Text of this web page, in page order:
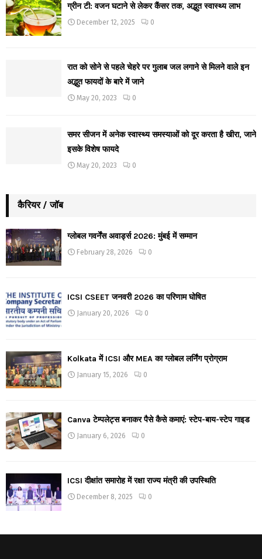
ग्रीन टी: वजन घटाने से लेकर कैंसर तक, अद्भुत स्वास्थ्य लाभ
December 12, 2025 0
रात को सोने से पहले चेहरे पर गुलाब जल लगाने से मिलने वाले इन
अद्भुत फायदों के बारे में जाने
May 20, 2023 0
समर सीजन में अनेक स्वास्थ्य समस्याओं को दूर करता है खीरा, जाने
इसके विशेष फायदे
May 20, 2023 0
कैरियर / जॉब
ग्लोबल गवर्नेंस अवार्ड्स 2026: मुंबई में सम्मान
February 28, 2026 0
ICSI CSEET जनवरी 2026 का परिणाम घोषित
January 20, 2026 0
Kolkata में ICSI और MEA का ग्लोबल लर्निंग प्रोग्राम
January 15, 2026 0
Canva टेम्पलेट्स बनाकर पैसे कैसे कमाएं: स्टेप-बाय-स्टेप गाइड
January 6, 2026 0
ICSI दीक्षांत समारोह में रक्षा राज्य मंत्री की उपस्थिति
December 8, 2025 0